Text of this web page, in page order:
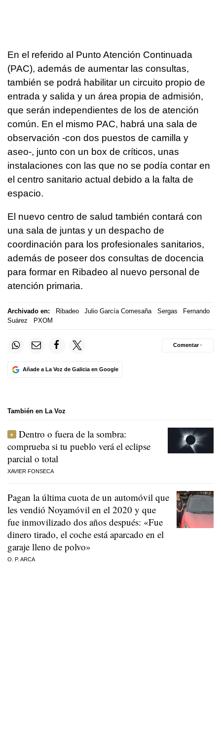
En el referido al Punto Atención Continuada
(PAC), además de aumentar las consultas,
también se podrá habilitar un circuito propio de
entrada y salida y un área propia de admisión,
que serán independientes de los de atención
común. En el mismo PAC, habrá una sala de
observación -con dos puestos de camilla y
aseo-, junto con un box de críticos, unas
instalaciones con las que no se podía contar en
el centro sanitario actual debido a la falta de
espacio.
El nuevo centro de salud también contará con
una sala de juntas y un despacho de
coordinación para los profesionales sanitarios,
además de poseer dos consultas de docencia
para formar en Ribadeo al nuevo personal de
atención primaria.
Archivado en: Ribadeo Julio García Comesaña Sergas
Fernando
Suárez
PXOM
Añade a La Voz de Galicia en Google
Comentar ·
También en La Voz
Dentro o fuera de la sombra:
comprueba si tu pueblo verá el eclipse
parcial o total
XAVIER FONSECA
Pagan la última cuota de un automóvil que
les vendió Noyamóvil en el 2020 y que
fue inmovilizado dos años después: «Fue
dinero tirado, el coche está aparcado en el
garaje lleno de polvo»
O. P. ARCA